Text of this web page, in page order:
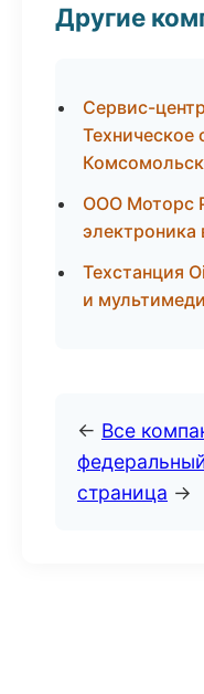
Другие
Сервис-
Техническое
ООО Моторс
электроника
Техстанция
и
← Все
страница →